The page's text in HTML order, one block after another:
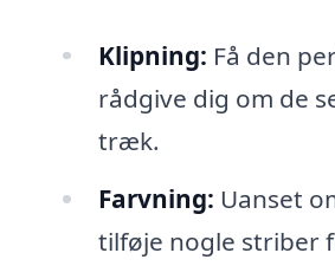
Klipning: Få den
rådgive dig om de
træk.
Farvning: Uanset
tilføje nogle striber